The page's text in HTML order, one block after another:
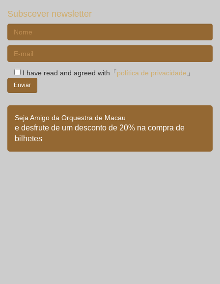
Subscever newsletter
I have read and agreed with「 política de privacidade 」
Seja Amigo da Orquestra de Macau
e desfrute de um desconto de 20% na compra de
bilhetes